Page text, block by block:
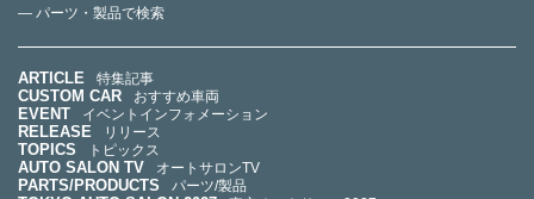
— パーツ・製品で検索
ARTICLE 特集記事
CUSTOM CAR おすすめ車両
EVENT イベントインフォメーション
RELEASE リリース
TOPICS トピックス
AUTO SALON TV オートサロンTV
PARTS/PRODUCTS パーツ/製品